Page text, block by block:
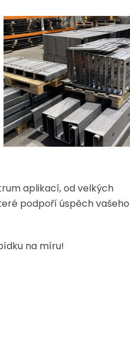
aplikací, od velkých
podpoří úspěch vašeho
na míru!